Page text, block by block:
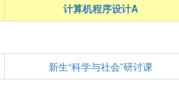
计算机程序设计A
新生“科学与社会”研讨课